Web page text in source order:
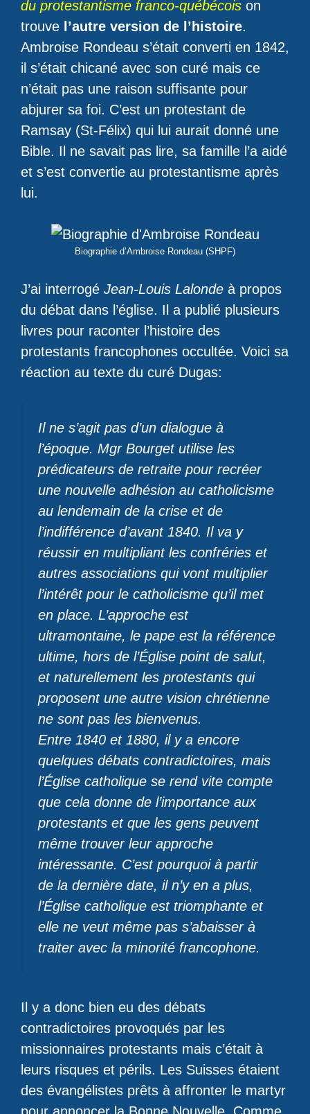
du protestantisme franco-québécois on
trouve l’autre version de l’histoire.
Ambroise Rondeau s’était converti en 1842,
il s’était chicané avec son curé mais ce
n’était pas une raison suffisante pour
abjurer sa foi. C’est un protestant de
Ramsay (St-Félix) qui lui aurait donné une
Bible. Il ne savait pas lire, sa famille l’a aidé
et s’est convertie au protestantisme après
lui.
Biographie d’Ambroise Rondeau (SHPF)
J’ai interrogé Jean-Louis Lalonde à propos
du débat dans l’église. Il a publié plusieurs
livres pour raconter l’histoire des
protestants francophones occultée. Voici sa
réaction au texte du curé Dugas:
Il ne s’agit pas d’un dialogue à
l’époque. Mgr Bourget utilise les
prédicateurs de retraite pour recréer
une nouvelle adhésion au catholicisme
au lendemain de la crise et de
l’indifférence d’avant 1840. Il va y
réussir en multipliant les confréries et
autres associations qui vont multiplier
l’intérêt pour le catholicisme qu’il met
en place. L’approche est
ultramontaine, le pape est la référence
ultime, hors de l’Église point de salut,
et naturellement les protestants qui
proposent une autre vision chrétienne
ne sont pas les bienvenus.
Entre 1840 et 1880, il y a encore
quelques débats contradictoires, mais
l’Église catholique se rend vite compte
que cela donne de l’importance aux
protestants et que les gens peuvent
même trouver leur approche
intéressante. C’est pourquoi à partir
de la dernière date, il n’y en a plus,
l’Église catholique est triomphante et
elle ne veut même pas s’abaisser à
traiter avec la minorité francophone.
Il y a donc bien eu des débats
contradictoires provoqués par les
missionnaires protestants mais c’était à
leurs risques et périls. Les Suisses étaient
des évangélistes prêts à affronter le martyr